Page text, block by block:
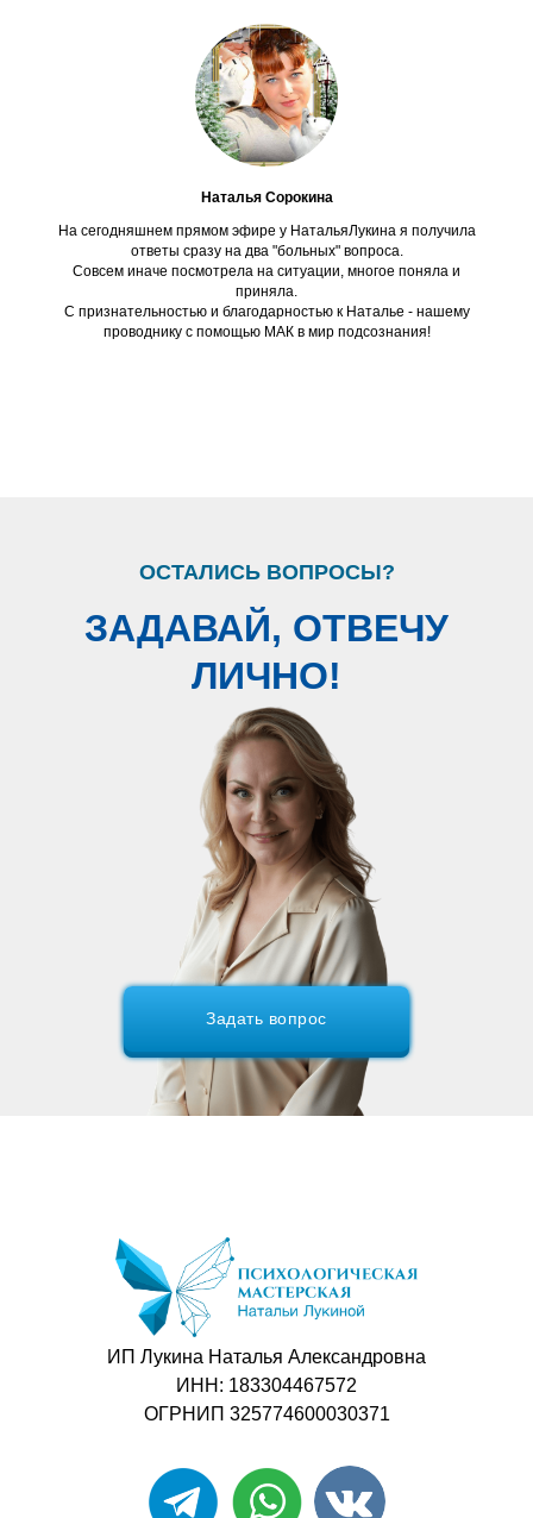
Наталья Сорокина
На сегодняшнем прямом эфире у НатальяЛукина я получила
ответы сразу на два "больных" вопроса.
Совсем иначе посмотрела на ситуации, многое поняла и
приняла.
С признательностью и благодарностью к Наталье - нашему
проводнику с помощью МАК в мир подсознания!
Задать вопрос
Задать вопрос
ОСТАЛИСЬ ВОПРОСЫ?
ЗАДАВАЙ, ОТВЕЧУ
ЛИЧНО!
ИП Лукина Наталья Александровна
ИНН: 183304467572
ОГРНИП 325774600030371